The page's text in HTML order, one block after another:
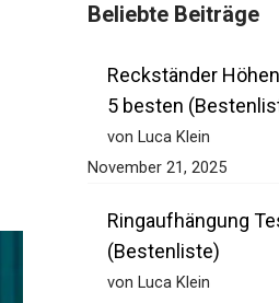
Beliebte Beiträge
Reckständer
5 besten
von Luca Klein
November 21, 2025
Ringaufhängung
(Bestenliste)
von Luca Klein